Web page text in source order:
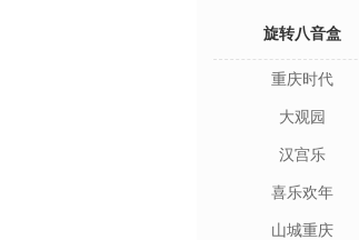
旋转八音盒
重庆时代
大观园
汉宫乐
喜乐欢年
山城重庆